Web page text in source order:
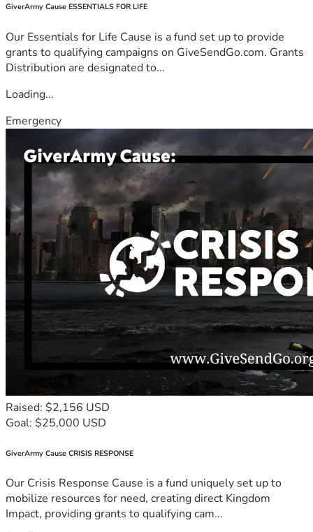
GiverArmy Cause ESSENTIALS FOR LIFE
Our Essentials for Life Cause is a fund set up to provide
grants to qualifying campaigns on GiveSendGo.com. Grants
Distribution are designated to...
Loading...
Emergency
Raised: $2,156 USD
Goal: $25,000 USD
GiverArmy Cause CRISIS RESPONSE
Our Crisis Response Cause is a fund uniquely set up to
mobilize resources for need, creating direct Kingdom
Impact, providing grants to qualifying cam...